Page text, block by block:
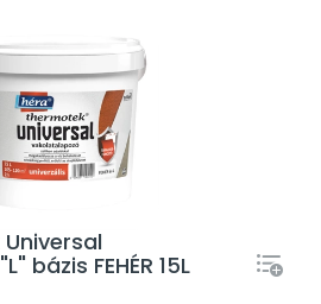
bázis FEHÉR 15L